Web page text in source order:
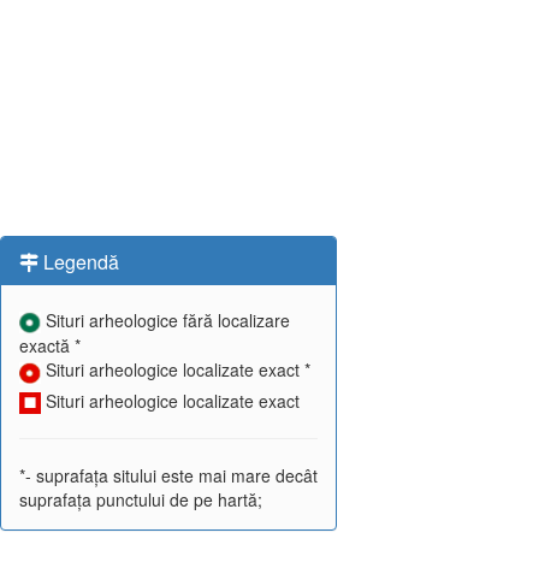
Legendă
Situri arheologice fără localizare
exactă *
Situri arheologice localizate exact *
Situri arheologice localizate exact
*- suprafața sitului este mai mare decât
suprafața punctului de pe hartă;